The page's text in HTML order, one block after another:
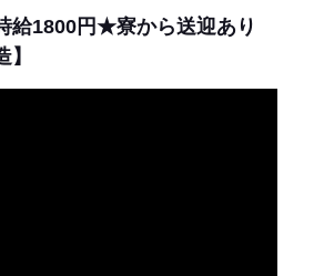
給1800円★寮から送迎あり
】